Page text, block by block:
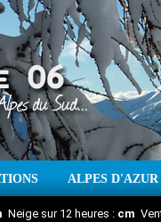
ALPES D'AZUR
Neige sur 12 heures : cm